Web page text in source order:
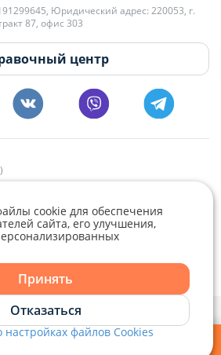
на письма в будние дни с 9:00 до
Гладченко
дни с 8:00 до 20:00.
Юридический адрес: 220053, г.
87, офис 303
центр
cookieиВыбор настроек Cookie
cookie для обеспечения
сайта, его улучшения,
Принять
Отказаться
файлов Cookies